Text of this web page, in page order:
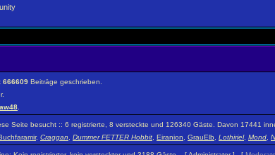
666609 Beiträge geschrieben.
Seite besucht :: 6 registrierte, 8 versteckte und 126340 Gäste. Davon 17441
, Craggan Dummer FETTER Hobbit Eiranion GrauElb Lothiriel, Mond